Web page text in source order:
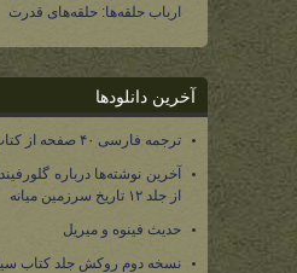
ارباب حلقه‌ها: حلقه‌های قدرت
آخرین دانلودها
ترجمه فارسی ۴۰ صفحه از کتاب «سقوط نومه‌نور»
آخرین نوشته‌ها درباره
از جلد ۱۲ تاریخ سرزمین میانه
حدیث فینوه و میریل
نسخه دوم روکش جلد کتاب